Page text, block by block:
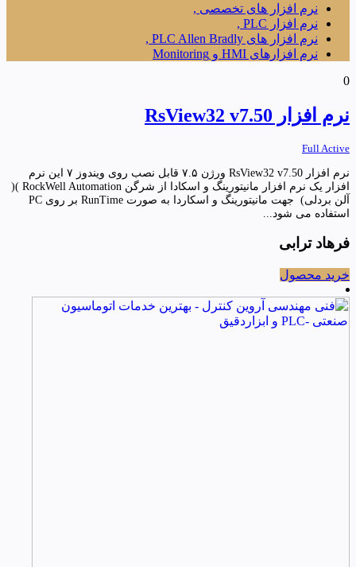
نرم افزار های تخصصی ,
نرم افزار PLC ,
نرم افزار های PLC Allen Bradly ,
نرم افزارهای HMI و Monitoring
0
نرم افزار RsView32 v7.50
Full Active
نرم افزار RsView32 v7.50 ورژن ۷.۵ قابل نصب روی ویندوز ۷ این نرم
افزار یک نرم افزار مانیتورینگ و اسکادا از شرگن RockWell Automation )(
آلن بردلی) جهت مانیتورینگ و اسکاردا به صورت RunTime بر روی PC
استفاده می شود...
فرهاد ترابی
خرید محصول